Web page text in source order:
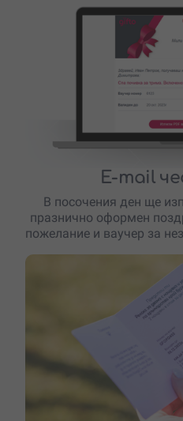
E-mail
В посочения ден ще
празнично оформен
пожелание и ваучер за